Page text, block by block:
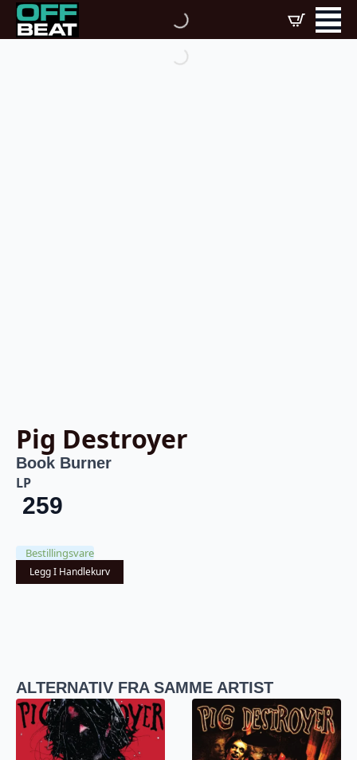
Pig Destroyer
Book Burner
LP
259
Bestillingsvare
Legg I Handlekurv
ALTERNATIV FRA SAMME ARTIST